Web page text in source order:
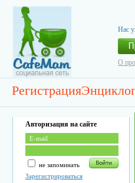
Нас
О
Регистрация
Авторизация на сайте
не запоминать
Зарегистрироваться